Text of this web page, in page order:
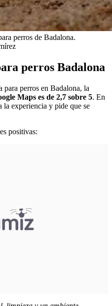
perros de Badalona.
perros Badalona
para perros en Badalona​, la
Maps es de 2,7 sobre 5. En
la experiencia y pide que se
positivas: